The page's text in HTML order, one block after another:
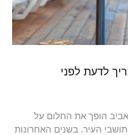
לדעת לפני
הופך את החלום על
העיר. בשנים האחרונות